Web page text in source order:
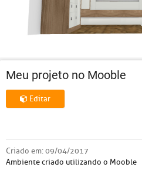
Meu projeto no Mooble
Editar
Criado em:09/04/2017
Ambiente criado utilizando o Mooble